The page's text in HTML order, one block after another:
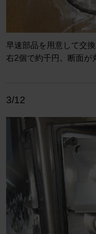
早速部品を用意して交
右2個で約千円。断面が
3/12